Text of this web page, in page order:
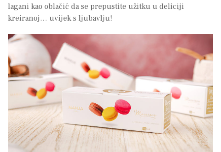
lagani kao oblačić da se prepustite užitku u deliciji
kreiranoj… uvijek s ljubavlju!